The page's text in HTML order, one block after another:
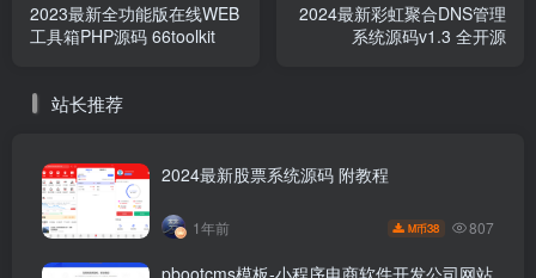
2023最新全功能版在线WEB
工具箱PHP源码 66toolkit
2024最新彩虹聚合DNS管理
系统源码v1.3 全开源
站长推荐
2024最新股票系统源码 附教程
1年前 M币38 807